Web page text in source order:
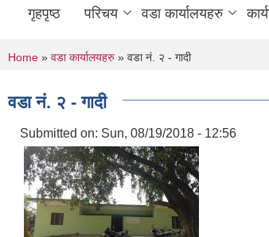
गृहपृष्ठ परिचय वडा कार्यालयहरु
You are here
Home » वडा कार्यालयहरु » वडा नं. २ - गादी
वडा नं. २ - गादी
Submitted on: Sun, 08/19/2018 - 12:56